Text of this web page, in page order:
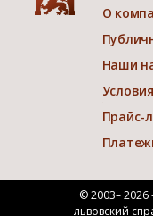
О
Наши
Прайс-
© 2003–
львовский